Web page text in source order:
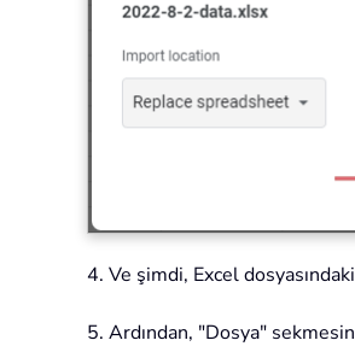
4. Ve şimdi, Excel
5. Ardından, "Dosya"